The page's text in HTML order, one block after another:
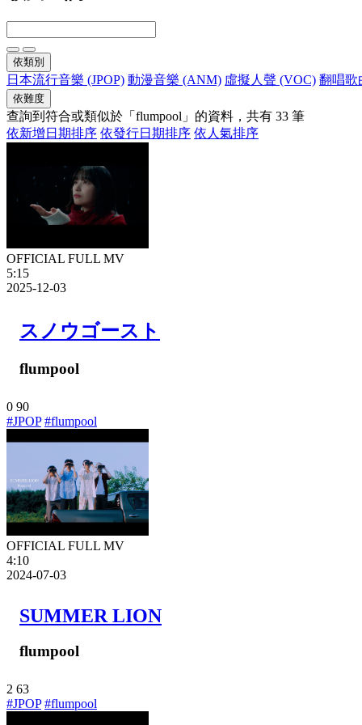
依類別
日本流行音樂 (JPOP) 動漫音樂 (ANM) 虛擬人聲 (VOC) 翻唱歌
依難度
查詢到符合或類似於「flumpool」的資料，共有 33 筆
依新增日期排序 依發行日期排序 依人氣排序
OFFICIAL FULL MV
5:15
2025-12-03
スノウゴースト
flumpool
0 90
#JPOP #flumpool
OFFICIAL FULL MV
4:10
2024-07-03
SUMMER LION
flumpool
2 63
#JPOP #flumpool